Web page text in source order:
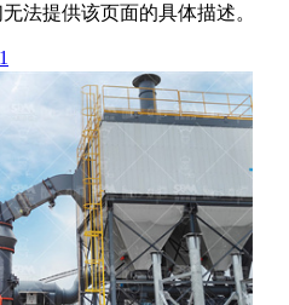
法提供该页面的具体描述。